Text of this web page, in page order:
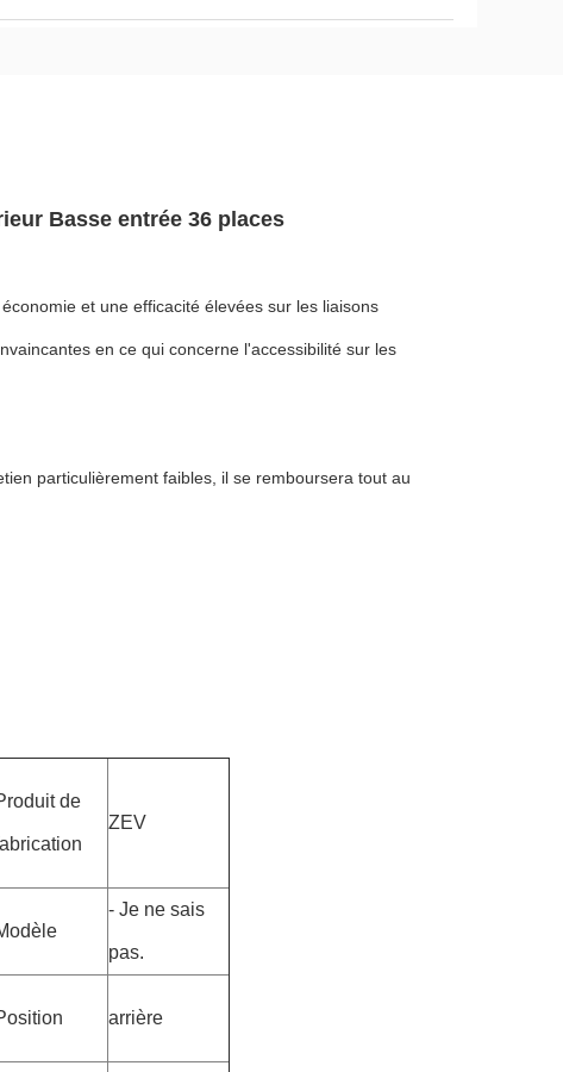
Basse entrée 36 places
et une efficacité élevées sur les liaisons
en ce qui concerne l'accessibilité sur les
particulièrement faibles, il se remboursera tout au
de
ZEV
- Je ne sais
pas.
arrière